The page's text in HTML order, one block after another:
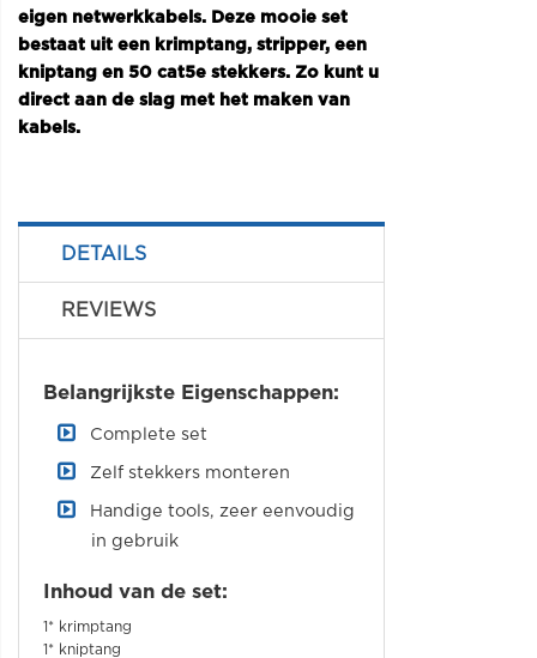
eigen netwerkkabels. Deze mooie set
bestaat uit een krimptang, stripper, een
kniptang en 50 cat5e stekkers. Zo kunt u
direct aan de slag met het maken van
kabels.
DETAILS
REVIEWS
Belangrijkste Eigenschappen:
Complete set
Zelf stekkers monteren
Handige tools, zeer eenvoudig
in gebruik
Inhoud van de set:
1* krimptang
1* kniptang